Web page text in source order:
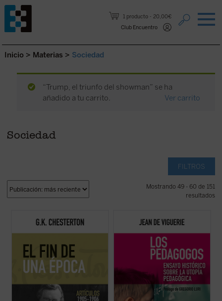
1 producto
20,00€
Club Encuentro
Saltar al contenido.
Inicio > Materias > Sociedad
“Trump, el triunfo del showman” se ha
añadido a tu carrito.
Ver carrito
Sociedad
FILTROS
Mostrando 49 - 60 de 151
resultados
Este volumen, realizado en colaboración
con el Club Chesterton de la Universidad
estos tiempos de desconcierto y asfixia, el
vigor y la cordura ...
(ver ficha)
Jean de Viguerie ilumina a los padres sobre
lo que han hecho algunos de los más
como Freinet, Ferrière, Piaget, Meirieu:
desarrollar los sistemas utópicos
propuestos hace siglos por pensadores
(ver ficha)